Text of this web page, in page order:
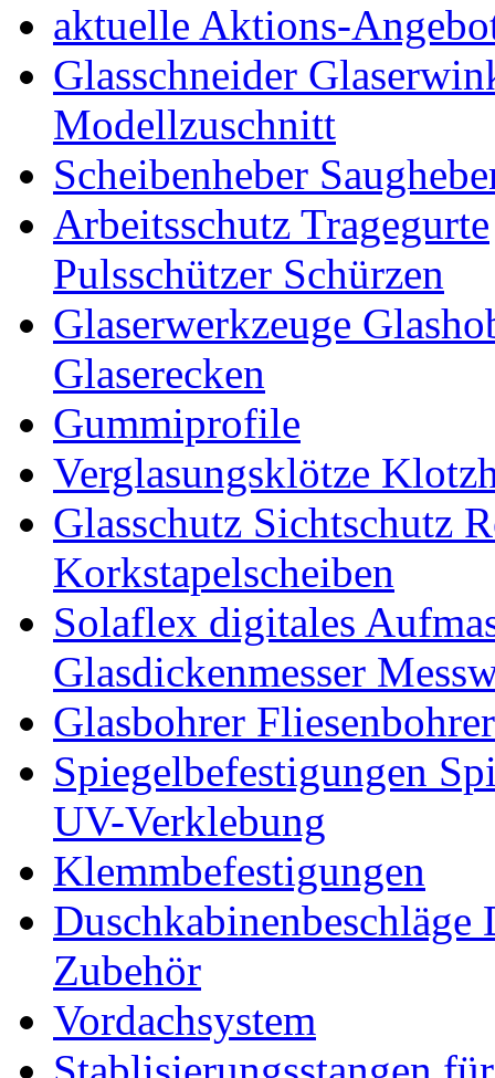
aktuelle Aktions-
Glasschneider
Modellzuschnitt
Scheibenheber
Arbeitsschutz Tragegurte
Pulsschützer Schürzen
Glaserwerkzeuge
Glaserecken
Gummiprofile
Verglasungsklötze
Glasschutz Sichtschutz
Korkstapelscheiben
Solaflex digitales
Glasdickenmesser
Glasbohrer
Spiegelbefestigungen
UV-Verklebung
Klemmbefestigungen
Zubehör
Vordachsystem